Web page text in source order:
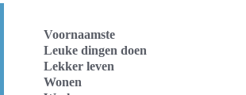
Voornaamste
Leuke dingen doen
Lekker leven
Wonen